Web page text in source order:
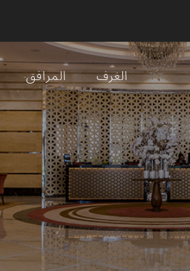
الغرف المرافق